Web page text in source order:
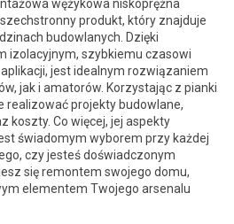
wężykowa niskoprężna
produkt, który znajduje
budowlanych. Dzięki
izolacyjnym, szybkiemu czasowi
jest idealnym rozwiązaniem
jak i amatorów. Korzystając z pianki
realizować projekty budowlane,
koszty. Co więcej, jej aspekty
świadomym wyborem przy każdej
czy jesteś doświadczonym
się remontem swojego domu,
elementem Twojego arsenalu